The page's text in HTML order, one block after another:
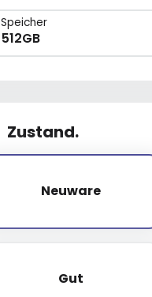
Speicher
512GB
Zustand.
Neuware
Neuware
Gut
Gut